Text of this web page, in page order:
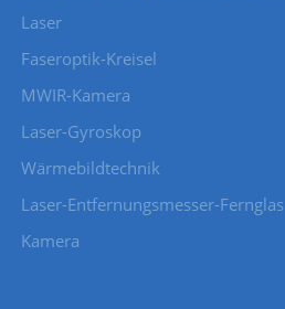
Laser
Faseroptik-Kreisel
MWIR-Kamera
Laser-Gyroskop
Wärmebildtechnik
Laser-Entfernungsmesser-Fernglas
Kamera